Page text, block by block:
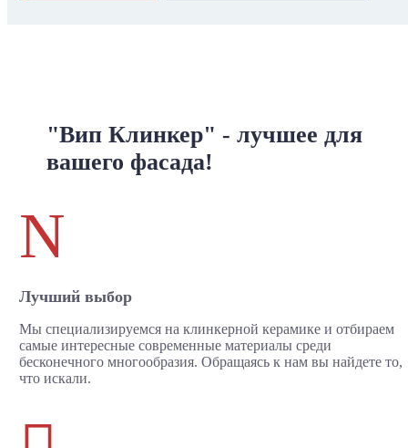
"Вип Клинкер" - лучшее для
вашего фасада!
N
Лучший выбор
Мы специализируемся на клинкерной керамике и отбираем
самые интересные современные материалы среди
бесконечного многообразия. Обращаясь к нам вы найдете то,
что искали.